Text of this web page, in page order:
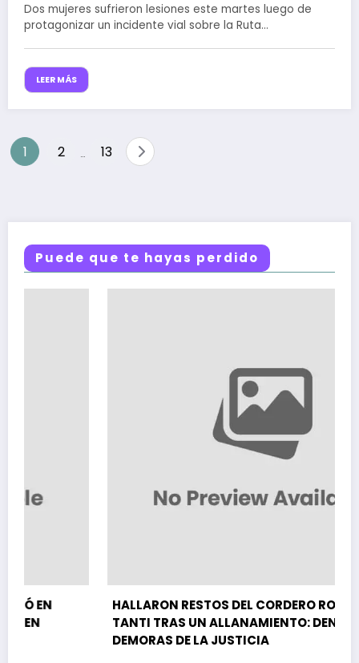
Dos mujeres sufrieron lesiones este martes luego de
protagonizar un incidente vial sobre la Ruta…
LEER MÁS
Paginación
1 2 … 13
Puede que te hayas perdido
HALLARON RESTOS DEL CORDERO ROBADO EN
TANTI TRAS UN ALLANAMIENTO: DENUNCIAN
DEMORAS DE LA JUSTICIA